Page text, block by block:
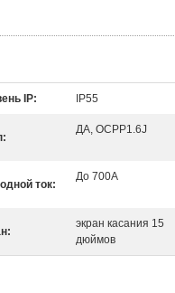
IP: IP55
ДА, OCPP1.6J
ток:
До 700А
экран касания 15
дюймов